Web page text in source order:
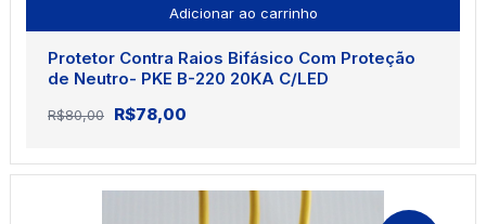
Adicionar ao carrinho
Protetor Contra Raios Bifásico Com Proteção
de Neutro- PKE B-220 20KA C/LED
R$80,00
O
original
era:
R$78,00
atual
é: